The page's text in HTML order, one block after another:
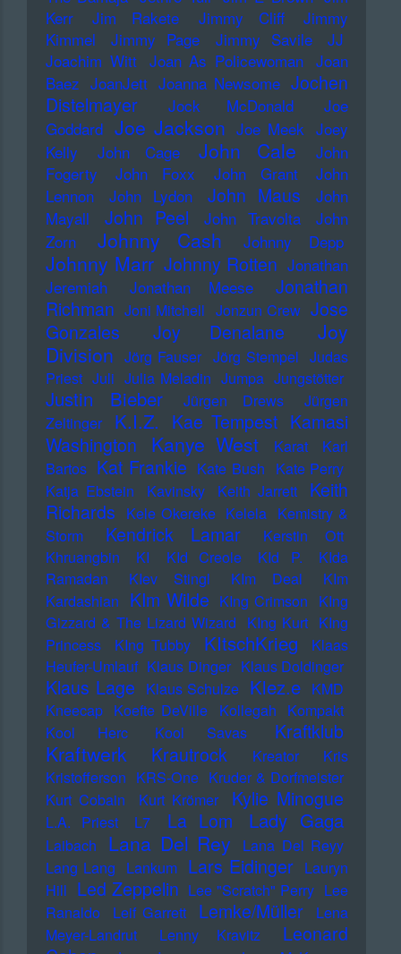
Kerr
Jim Rakete Jimmy Cliff
Jimmy
Kimmel
Jimmy Page Jimmy Savile
JJ
Joachim Witt Joan As Policewoman Joan
Baez JoanJett Joanna Newsome Jochen
Distelmayer
Jock McDonald
Joe
Goddard Joe Jackson Joe Meek Joey
Kelly
John Cage John Cale
John
Fogerty
John Foxx John Grant
John
Lennon
John Lydon John Maus
John
Mayall
John Peel John Travolta
John
Zorn
Johnny Cash Johnny Depp
Johnny Marr Johnny Rotten Jonathan
Jeremiah
Jonathan Meese
Jonathan
Richman Joni Mitchell Jonzun Crew Jose
Gonzales
Joy Denalane
Joy
Division Jörg Fauser Jörg Stempel Judas
Priest Juli Julia Meladin Jumpa Jungstötter
Justin Bieber Jürgen Drews
Jürgen
Zeltinger
K.I.Z. Kae Tempest Kamasi
Washington
Kanye West Karat
Karl
Bartos Kat Frankie Kate Bush Kate Perry
Katja Ebstein
Kavinsky Keith Jarrett
Keith
Richards Kele Okereke Kelela Kemistry &
Storm
Kendrick Lamar
Kerstin Ott
Khruangbin
KI KId Creole KId P.
KIda
Ramadan
KIev Stingl KIm Deal
KIm
Kardashian KIm Wilde KIng Crimson KIng
Gizzard & The Lizard Wizard KIng Kurt KIng
Princess
KIng Tubby KItschKrieg
Klaas
Heufer-Umlauf Klaus Dinger Klaus Doldinger
Klaus Lage Klaus Schulze Klez.e KMD
Kneecap Koefte DeVille Kollegah Kompakt
Kool Herc
Kool Savas Kraftklub
Kraftwerk Krautrock Kreator
Kris
Kristofferson KRS-One Kruder & Dorfmeister
Kurt Cobain
Kurt Krömer Kylie Minogue
L.A. Priest L7 La Lom Lady Gaga
Laibach Lana Del Rey
Lana Del Reyy
Lang Lang Lankum Lars Eidinger Lauryn
Hill Led Zeppelin Lee "Scratch" Perry Lee
Ranaldo
Leif Garrett Lemke/Müller
Lena
Meyer-Landrut
Lenny Kravitz
Leonard